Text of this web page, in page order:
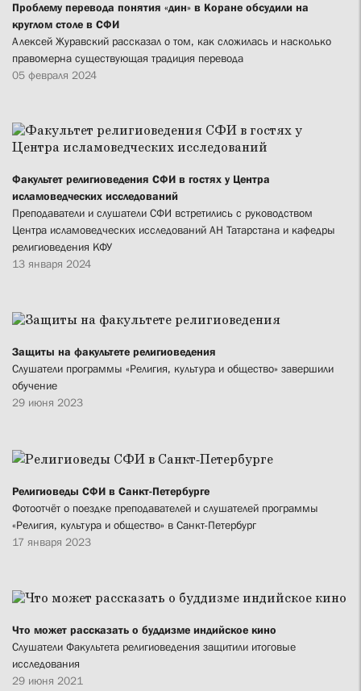
Проблему перевода понятия «дин» в Коране обсудили на
круглом столе в СФИ
Алексей Журавский рассказал о том, как сложилась и насколько
правомерна существующая традиция перевода
05 февраля 2024
Факультет религиоведения СФИ в гостях у Центра
исламоведческих исследований
Преподаватели и слушатели СФИ встретились с руководством
Центра исламоведческих исследований АН Татарстана и кафедры
религиоведения КФУ
13 января 2024
Защиты на факультете религиоведения
Слушатели программы «Религия, культура и общество» завершили
обучение
29 июня 2023
Религиоведы СФИ в Санкт-Петербурге
Фотоотчёт о поездке преподавателей и слушателей программы
«Религия, культура и общество» в Санкт-Петербург
17 января 2023
Что может рассказать о буддизме индийское кино
Слушатели Факультета религиоведения защитили итоговые
исследования
29 июня 2021